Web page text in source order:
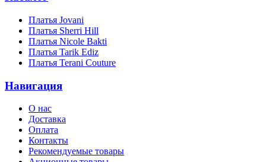
Платья Jovani
Платья Sherri Hill
Платья Nicole Bakti
Платья Tarik Ediz
Платья Terani Couture
Навигация
О нас
Доставка
Оплата
Контакты
Рекомендуемые товары